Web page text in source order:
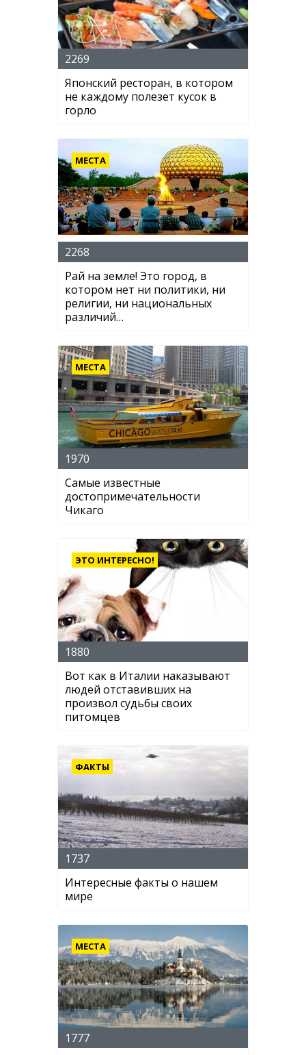
2269
Японский ресторан, в котором
не каждому полезет кусок в
горло
МЕСТА
2268
Рай на земле! Это город, в
котором нет ни политики, ни
религии, ни национальных
различий…
МЕСТА
1970
Самые известные
достопримечательности
Чикаго
ЭТО ИНТЕРЕСНО!
1880
Вот как в Италии наказывают
людей отставивших на
произвол судьбы своих
питомцев
ФАКТЫ
1737
Интересные факты о нашем
мире
МЕСТА
1777